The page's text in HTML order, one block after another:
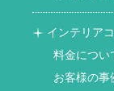
インテリア
料金につい
お客様の事